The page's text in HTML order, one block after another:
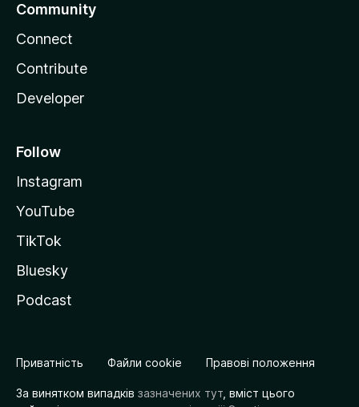
Community
Connect
Contribute
Developer
Follow
Instagram
YouTube
TikTok
Bluesky
Podcast
Приватність Файли cookie Правові положення
За винятком випадків зазначених тут , вміст цього